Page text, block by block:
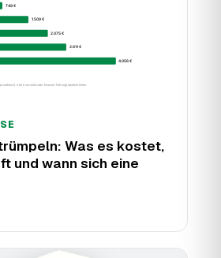
Was es kostet,
und wann sich eine